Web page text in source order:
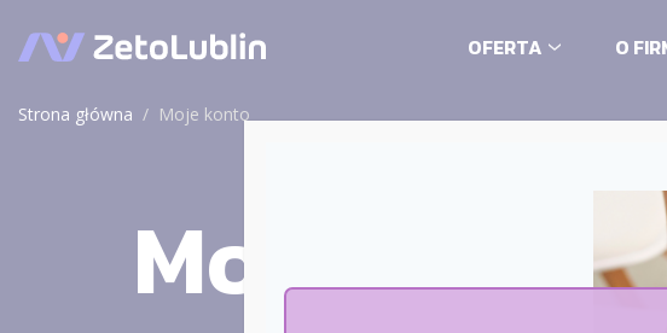
OFERTA O
Strona główna / Moje konto
Moje konto